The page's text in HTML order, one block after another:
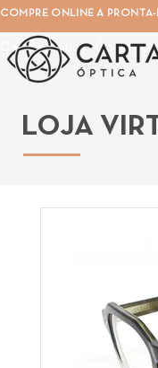
Cartan Óptica | Óculos
COMPRE ONLINE A
LOJA